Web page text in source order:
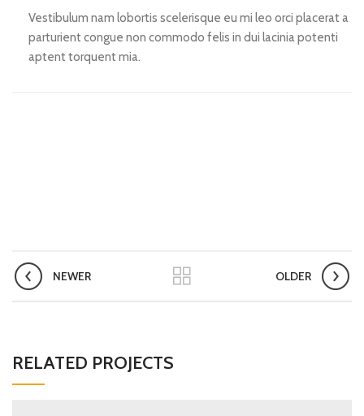
Vestibulum nam lobortis scelerisque eu mi leo orci placerat a
parturient congue non commodo felis in dui lacinia potenti
aptent torquent mia.
NEWER OLDER
RELATED PROJECTS